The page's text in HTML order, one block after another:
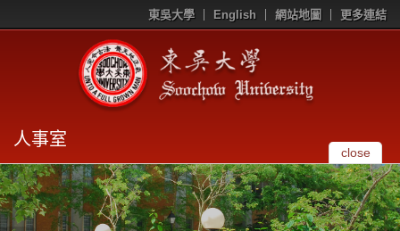
東吳大學 English 網站地圖 更多連結
人事室
close